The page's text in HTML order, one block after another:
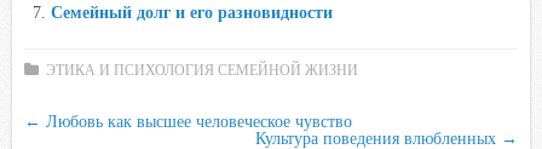
i
Семейный долг и его разновидности
ЭТИКА И ПСИХОЛОГИЯ СЕМЕЙНОЙ ЖИЗНИ
← Любовь как высшее человеческое чувство
Культура поведения влюбленных →